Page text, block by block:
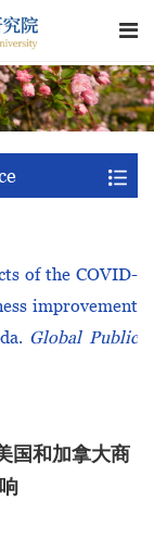
of the COVID-
improvement
Global Public
国和加拿大商